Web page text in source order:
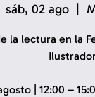
sáb, 02 ago
la lectura en la
| 12:00 –